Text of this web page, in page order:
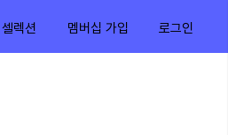
렉션 멤버십 가입 로그인